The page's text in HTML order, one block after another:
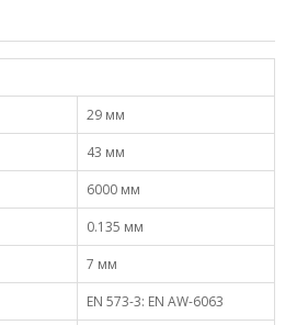
29 мм
43 мм
6000 мм
0.135 мм
7 мм
EN 573-3: EN AW-6063